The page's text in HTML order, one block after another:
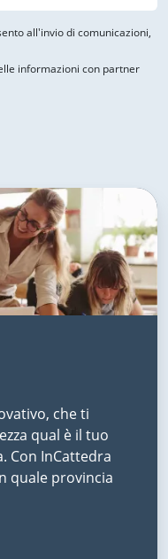
all'invio di comunicazioni,
informazioni con partner
che ti
qual è il tuo
Con InCattedra
quale provincia